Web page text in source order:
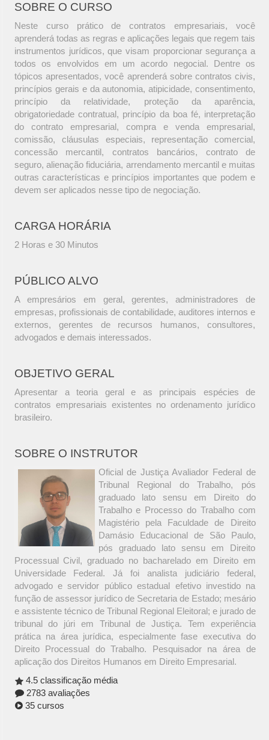
SOBRE O CURSO
Neste curso prático de contratos empresariais, você
aprenderá todas as regras e aplicações legais que regem tais
instrumentos jurídicos, que visam proporcionar segurança a
todos os envolvidos em um acordo negocial. Dentre os
tópicos apresentados, você aprenderá sobre contratos civis,
princípios gerais e da autonomia, atipicidade, consentimento,
princípio da relatividade, proteção da aparência,
obrigatoriedade contratual, princípio da boa fé, interpretação
do contrato empresarial, compra e venda empresarial,
comissão, cláusulas especiais, representação comercial,
concessão mercantil, contratos bancários, contrato de
seguro, alienação fiduciária, arrendamento mercantil e muitas
outras características e princípios importantes que podem e
devem ser aplicados nesse tipo de negociação.
CARGA HORÁRIA
2 Horas e 30 Minutos
PÚBLICO ALVO
A empresários em geral, gerentes, administradores de
empresas, profissionais de contabilidade, auditores internos e
externos, gerentes de recursos humanos, consultores,
advogados e demais interessados.
OBJETIVO GERAL
Apresentar a teoria geral e as principais espécies de
contratos empresariais existentes no ordenamento jurídico
brasileiro.
SOBRE O INSTRUTOR
Oficial de Justiça Avaliador Federal de
Tribunal Regional do Trabalho, pós
graduado lato sensu em Direito do
Trabalho e Processo do Trabalho com
Magistério pela Faculdade de Direito
Damásio Educacional de São Paulo,
pós graduado lato sensu em Direito
Processual Civil, graduado no bacharelado em Direito em
Universidade Federal. Já foi analista judiciário federal,
advogado e servidor público estadual efetivo investido na
função de assessor jurídico de Secretaria de Estado; mesário
e assistente técnico de Tribunal Regional Eleitoral; e jurado de
tribunal do júri em Tribunal de Justiça. Tem experiência
prática na área jurídica, especialmente fase executiva do
Direito Processual do Trabalho. Pesquisador na área de
aplicação dos Direitos Humanos em Direito Empresarial.
4.5 classificação média
2783 avaliações
35 cursos